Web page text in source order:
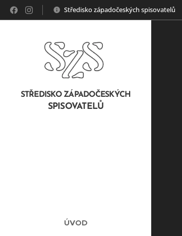
Středisko západočeských spisovatelů
STŘEDISKO ZÁPADOČESKÝCH
SPISOVATELŮ
ÚVOD